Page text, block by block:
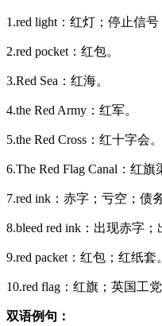
1.red light：红灯；停止信号
2.red pocket：红包。
3.Red Sea：红海。
4.the Red Army：红军。
5.the Red Cross：红十字会。
6.The Red Flag Canal：红旗
7.red ink：赤字；亏空；债务
8.bleed red ink：出现赤字；
9.red packet：红包；红纸套。
10.red flag：红旗；英国工党
双语例句：